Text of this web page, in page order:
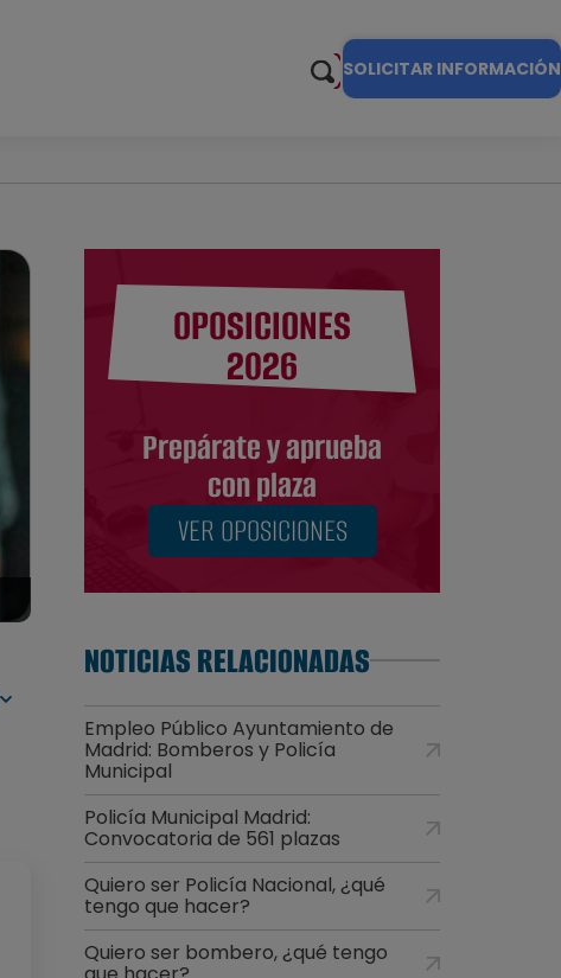
SOLICITAR INFORMACIÓN
OPOSICIONES
2026
Prepárate y aprueba
con plaza
VER OPOSICIONES
NOTICIAS RELACIONADAS
Empleo Público Ayuntamiento de
Madrid: Bomberos y Policía
Municipal
Policía Municipal Madrid:
Convocatoria de 561 plazas
Quiero ser Policía Nacional, ¿qué
tengo que hacer?
Quiero ser bombero, ¿qué tengo